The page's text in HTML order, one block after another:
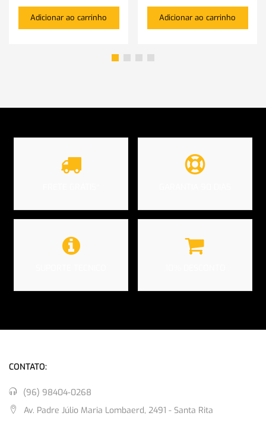
Adicionar ao carrinho Adicionar ao carrinho
CONTATO:
(96) 98404-0268
Av. Padre Júlio Maria Lombaerd, 2491 - Santa Rita